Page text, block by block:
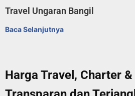
Travel Ungaran Bangil
Baca Selanjutnya
Harga Travel, Charter